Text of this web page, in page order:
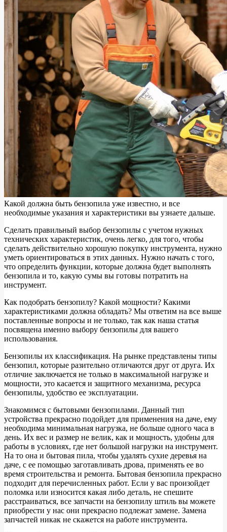
Какой должна быть бензопила уже известно, и все
необходимые указания и характеристики вы узнаете дальше.
Сделать правильный выбор бензопилы с учетом нужных
технических характеристик, очень легко, для того, чтобы
сделать действительно хорошую покупку инструмента, нужно
уметь ориентироваться в этих данных. Нужно начать с того,
что определить функции, которые должна будет выполнять
бензопила и то, какую сумы вы готовы потратить на
инструмент.
Как подобрать бензопилу? Какой мощности? Какими
характеристиками должна обладать? Мы ответим на все выше
поставленные вопросы и не только, так как наша статья
посвящена именно выбору бензопилы для вашего
использования.
Бензопилы их классификация. На рынке представлены типы
бензопил, которые разительно отличаются друг от друга. Их
отличие заключается не только в максимальной нагрузке и
мощности, это касается и защитного механизма, ресурса
бензопилы, удобство ее эксплуатации.
Знакомимся с бытовыми бензопилами. Данный тип
устройства прекрасно подойдет для применения на даче, ему
необходима минимальная нагрузка, не больше одного часа в
день. Их вес и размер не велик, как и мощность, удобны для
работы в условиях, где нет большой нагрузки на инструмент.
На то она и бытовая пила, чтобы удалять сухие деревья на
даче, с ее помощью заготавливать дрова, применять ее во
время строительства и ремонта. Бытовая бензопила прекрасно
подходит для перечисленных работ. Если у вас произойдет
поломка или износится какая либо деталь, не спешите
расстраиваться, все запчасти на бензопилу штиль вы можете
приобрести у нас они прекрасно подлежат замене. Замена
запчастей никак не скажется на работе инструмента.